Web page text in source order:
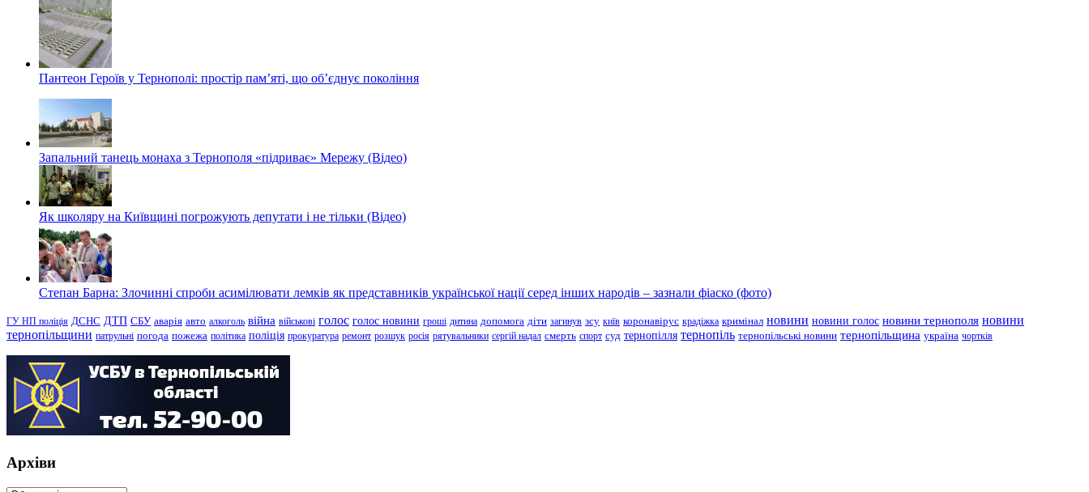
Пантеон Героїв у Тернополі: простір пам’яті, що об’єднує покоління
Запальний танець монаха з Тернополя «підриває» Мережу (Відео)
Як школяру на Київщині погрожують депутати і не тільки (Відео)
Степан Барна: Злочинні спроби асимілювати лемків як представників української нації серед інших народів – зазнали фіаско (фото)
ГУ НП поліція ДСНС ДТП СБУ аварія авто алкоголь війна військові голос голос новини гроші дитина допомога діти загинув зсу київ коронавірус крадіжка кримінал новини новини голос новини тернополя новини
тернопільщини патрульні погода пожежа політика поліція прокуратура ремонт розшук росія рятувальники сергій надал смерть спорт суд тернопілля тернопіль тернопільські новини тернопільщина україна чортків
Архіви